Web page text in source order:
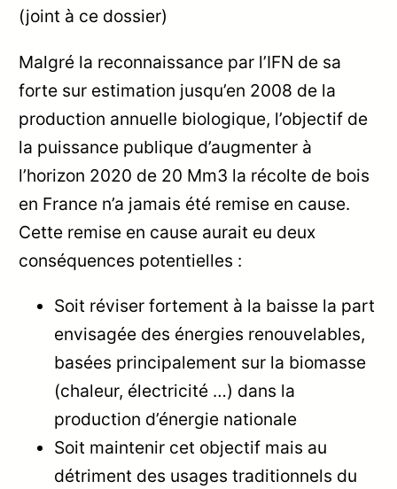
(joint à ce dossier)
Malgré la reconnaissance par l’IFN de sa
forte sur estimation jusqu’en 2008 de la
production annuelle biologique, l’objectif de
la puissance publique d’augmenter à
l’horizon 2020 de 20 Mm3 la récolte de bois
en France n’a jamais été remise en cause.
Cette remise en cause aurait eu deux
conséquences potentielles :
Soit réviser fortement à la baisse la part
envisagée des énergies renouvelables,
basées principalement sur la biomasse
(chaleur, électricité …) dans la
production d’énergie nationale
Soit maintenir cet objectif mais au
détriment des usages traditionnels du